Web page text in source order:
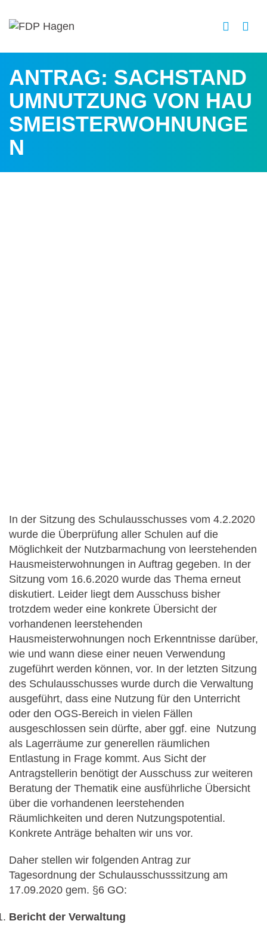
ANTRAG: SACHSTAND
UMNUTZUNG VON HAU
SMEISTERWOHNUNGE
N
In der Sitzung des Schulausschusses vom 4.2.2020
wurde die Überprüfung aller Schulen auf die
Möglichkeit der Nutzbarmachung von leerstehenden
Hausmeisterwohnungen in Auftrag gegeben. In der
Sitzung vom 16.6.2020 wurde das Thema erneut
diskutiert. Leider liegt dem Ausschuss bisher
trotzdem weder eine konkrete Übersicht der
vorhandenen leerstehenden
Hausmeisterwohnungen noch Erkenntnisse darüber,
wie und wann diese einer neuen Verwendung
zugeführt werden können, vor. In der letzten Sitzung
des Schulausschusses wurde durch die Verwaltung
ausgeführt, dass eine Nutzung für den Unterricht
oder den OGS-Bereich in vielen Fällen
ausgeschlossen sein dürfte, aber ggf. eine Nutzung
als Lagerräume zur generellen räumlichen
Entlastung in Frage kommt. Aus Sicht der
Antragstellerin benötigt der Ausschuss zur weiteren
Beratung der Thematik eine ausführliche Übersicht
über die vorhandenen leerstehenden
Räumlichkeiten und deren Nutzungspotential.
Konkrete Anträge behalten wir uns vor.
Daher stellen wir folgenden Antrag zur
Tagesordnung der Schulausschusssitzung am
17.09.2020 gem. §6 GO:
Bericht der Verwaltung